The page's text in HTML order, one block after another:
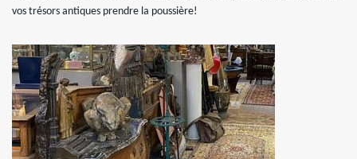
vos trésors antiques prendre la poussière!